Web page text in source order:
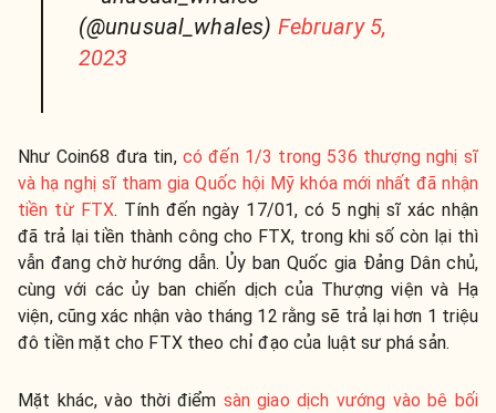
(@unusual_whales) February 5,
2023
Như Coin68 đưa tin, có đến 1/3 trong 536 thượng nghị sĩ
và hạ nghị sĩ tham gia Quốc hội Mỹ khóa mới nhất đã nhận
tiền từ FTX. Tính đến ngày 17/01, có 5 nghị sĩ xác nhận
đã trả lại tiền thành công cho FTX, trong khi số còn lại thì
vẫn đang chờ hướng dẫn. Ủy ban Quốc gia Đảng Dân chủ,
cùng với các ủy ban chiến dịch của Thượng viện và Hạ
viện, cũng xác nhận vào tháng 12 rằng sẽ trả lại hơn 1 triệu
đô tiền mặt cho FTX theo chỉ đạo của luật sư phá sản.
Mặt khác, vào thời điểm sàn giao dịch vướng vào bê bối